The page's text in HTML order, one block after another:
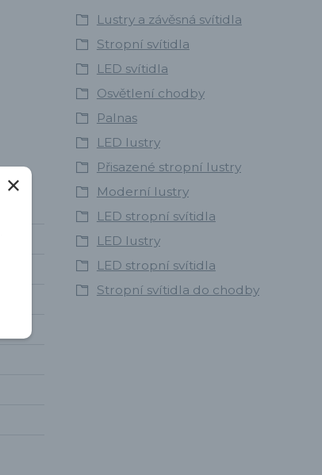
Lustry a závěsná svítidla
Stropní svítidla
LED svítidla
Osvětlení chodby
Palnas
LED lustry
Přisazené stropní lustry
Moderní lustry
LED stropní svítidla
LED lustry
LED stropní svítidla
Stropní svítidla do chodby